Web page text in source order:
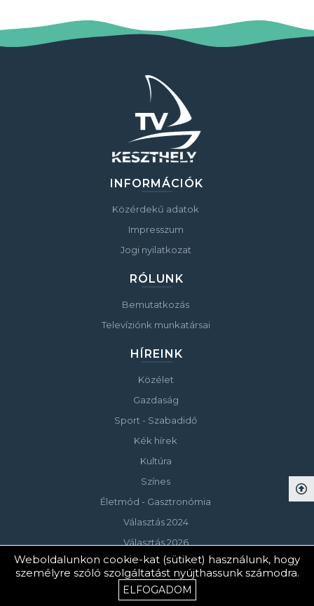
INFORMÁCIÓK
Közérdekű adatok
Impresszum
Jogi nyilatkozat
RÓLUNK
Bemutatkozás
Televíziónk munkatársai
HÍREINK
Közélet
Gazdaság
Sport - Szabadidő
Kék hírek
Kultúra
Színes
Életmód - Gasztronómia
Választás 2024
Választás 2026
© Copyright 2023 Keszthelyi Televízió
Weboldalunkon cookie-kat (sütiket) használunk, hogy
személyre szóló szolgáltatást nyújthassunk számodra.
ELFOGADOM